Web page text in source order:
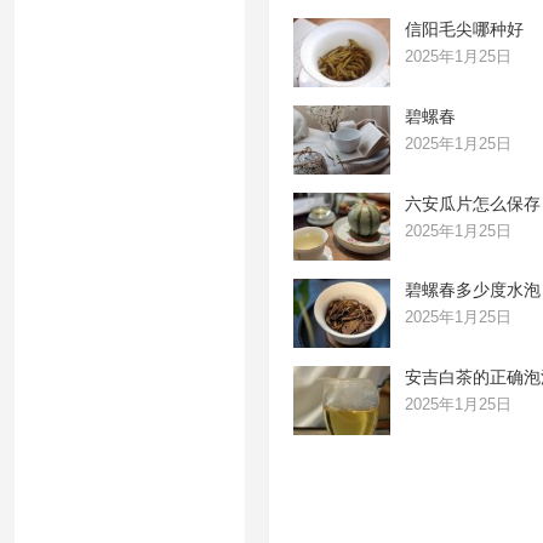
信阳毛尖哪种好
2025年1月25日
碧螺春
2025年1月25日
六安瓜片怎么保存
2025年1月25日
碧螺春多少度水泡
2025年1月25日
安吉白茶的正确
2025年1月25日